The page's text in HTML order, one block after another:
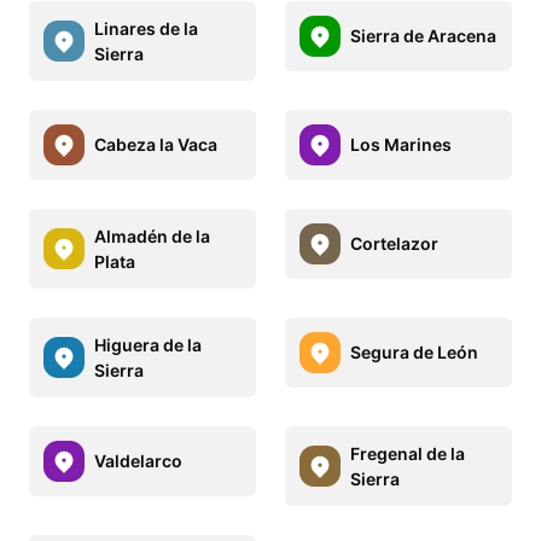
Linares de la
Sierra
Sierra de Aracena
Cabeza la Vaca Los Marines
Almadén de la
Plata
Cortelazor
Higuera de la
Sierra
Segura de León
Valdelarco
Fregenal de la
Sierra